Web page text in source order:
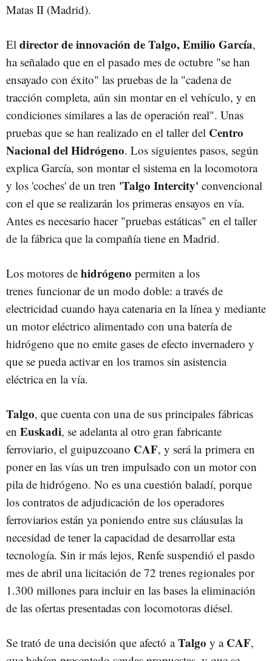
Matas II (Madrid).
El director de innovación de Talgo, Emilio García,
ha señalado que en el pasado mes de octubre "se han
ensayado con éxito" las pruebas de la "cadena de
tracción completa, aún sin montar en el vehículo, y en
condiciones similares a las de operación real". Unas
pruebas que se han realizado en el taller del Centro
Nacional del Hidrógeno. Los siguientes pasos, según
explica García, son montar el sistema en la locomotora
y los 'coches' de un tren 'Talgo Intercity' convencional
con el que se realizarán los primeras ensayos en vía.
Antes es necesario hacer "pruebas estáticas" en el taller
de la fábrica que la compañía tiene en Madrid.
Los motores de hidrógeno permiten a los
trenes funcionar de un modo doble: a través de
electricidad cuando haya catenaria en la línea y mediante
un motor eléctrico alimentado con una batería de
hidrógeno que no emite gases de efecto invernadero y
que se pueda activar en los tramos sin asistencia
eléctrica en la vía.
Talgo, que cuenta con una de sus principales fábricas
en Euskadi, se adelanta al otro gran fabricante
ferroviario, el guipuzcoano CAF, y será la primera en
poner en las vías un tren impulsado con un motor con
pila de hidrógeno. No es una cuestión baladí, porque
los contratos de adjudicación de los operadores
ferroviarios están ya poniendo entre sus cláusulas la
necesidad de tener la capacidad de desarrollar esta
tecnología. Sin ir más lejos, Renfe suspendió el pasdo
mes de abril una licitación de 72 trenes regionales por
1.300 millones para incluir en las bases la eliminación
de las ofertas presentadas con locomotoras diésel.
Se trató de una decisión que afectó aTalgo y a CAF,